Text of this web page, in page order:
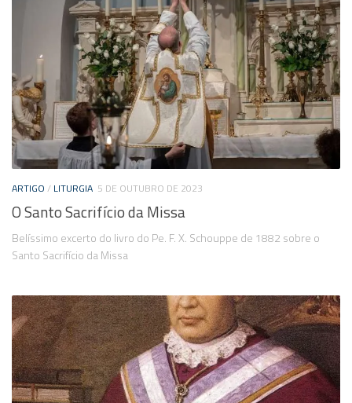
ARTIGO / LITURGIA 5 DE OUTUBRO DE 2023
O Santo Sacrifício da Missa
Belíssimo excerto do livro do Pe. F. X. Schouppe de 1882 sobre o
Santo Sacrifício da Missa